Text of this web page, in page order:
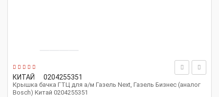
КИТАЙ 0204255351
Крышка бачка ГТЦ для а/м Газель Next, Газель Бизнес (аналог
Bosch) Китай 0204255351